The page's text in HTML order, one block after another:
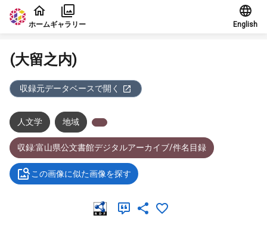
本文に飛ぶ
ホームギャラリー English
(大留之内)
収録元データベースで開く
人文学 地域
収録:富山県公文書館デジタルアーカイブ/件名目録
この画像に似た画像を探す